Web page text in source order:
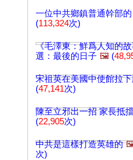
一位中共鄉鎮普通幹部的
(113,324次)
《毛澤東：鮮爲人知的
選：最後的日子 🖼️ (
宋祖英在美國中使館拉
(47,141次)
陳至立邪出一招 家長抵
(22,905次)
中共是這樣打造英雄的
次)